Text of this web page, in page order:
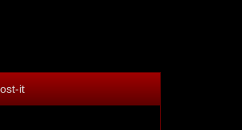
it